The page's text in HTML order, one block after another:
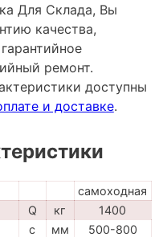
Для Склада, Вы
качества,
ремонт.
доступны
и доставке.
самоходная
Q кг
1400
c мм
500-800